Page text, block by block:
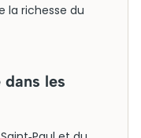
la richesse du
les